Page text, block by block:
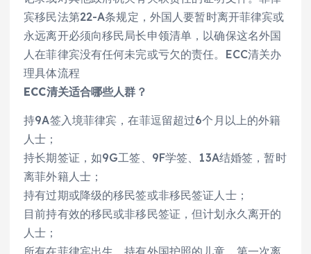
宾移民法第22-A条规定，外国人要暂时离开菲律宾或
永远离开必须向移民局长申领清单，以确保这名外国
人在菲律宾没有任何未完或亏欠的责任。ECC清关办
理具体流程
ECC清关适合哪些人群？
持9A签入境菲律宾，在菲逗留超过6个月以上的外籍
人士；
持长期签证，如9G工签、9F学签、13A结婚签，暂时
离菲外籍人士；
持有过期或降级的移民签或非移民签证人士；
目前持有效的移民或非移民签证，但计划永久离开的
人士；